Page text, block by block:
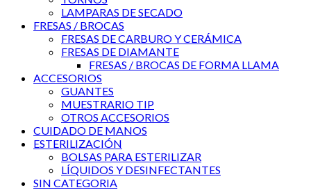
LAMPARAS DE SECADO
FRESAS / BROCAS
FRESAS DE CARBURO Y CERÁMICA
FRESAS DE DIAMANTE
FRESAS / BROCAS DE FORMA LLAMA
ACCESORIOS
GUANTES
MUESTRARIO TIP
OTROS ACCESORIOS
CUIDADO DE MANOS
ESTERILIZACIÓN
BOLSAS PARA ESTERILIZAR
LÍQUIDOS Y DESINFECTANTES
SIN CATEGORIA